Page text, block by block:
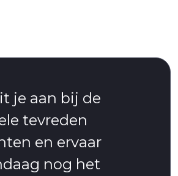
je aan bij de
tevreden
en ervaar
nog het